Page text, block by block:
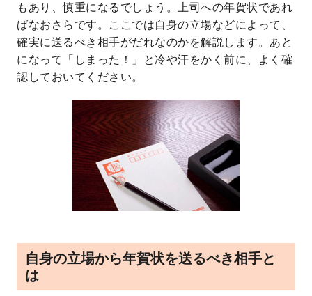
もあり、慎重になるでしょう。上司への年賀状であれ
ばなおさらです。ここでは自身の立場などによって、
確実に送るべき相手がだれなのかを解説します。あと
になって「しまった！」と冷や汗をかく前に、よく確
認しておいてください。
自身の立場から年賀状を送るべき相手と
は